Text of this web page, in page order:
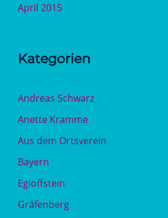
April 2015
Kategorien
Andreas Schwarz
Anette Kramme
Aus dem Ortsverein
Bayern
Egloffstein
Gräfenberg